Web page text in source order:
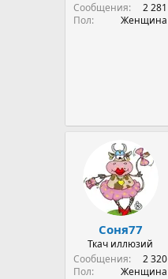
Сообщения
2 281
Пол
Женщина
Соня77
Ткач иллюзий
Сообщения
2 320
Пол
Женщина